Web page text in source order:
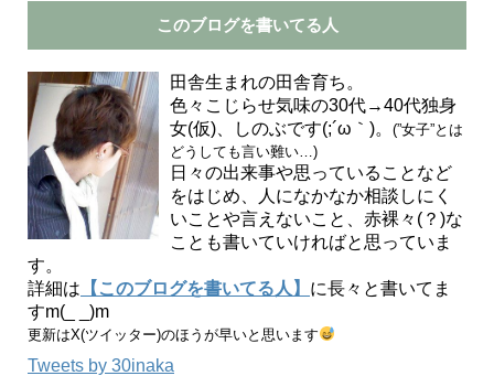
このブログを書いてる人
田舎生まれの田舎育ち。
色々こじらせ気味の30代→40代独身
女(仮)、しのぶです(;´ω｀)。(”女子”とは
どうしても言い難い…)
日々の出来事や思っていることなど
をはじめ、人になかなか相談しにく
いことや言えないこと、赤裸々(？)な
ことも書いていければと思っていま
す。
詳細は 【このブログを書いてる人】 に長々と書いてま
すm(_ _)m
更新はX(ツイッター)のほうが早いと思います
Tweets by 30inaka